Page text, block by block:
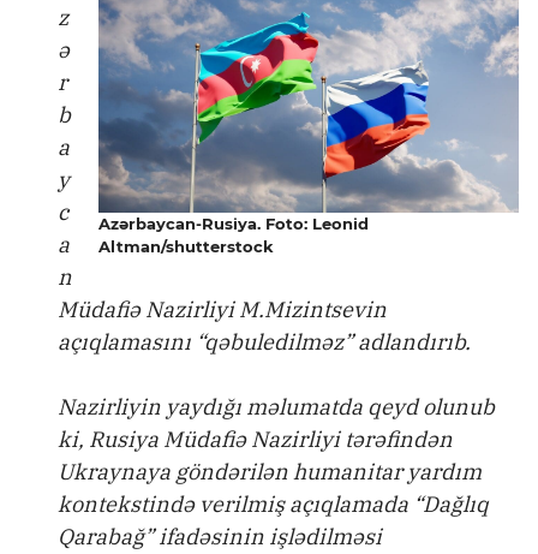
Azərbaycan-Rusiya. Foto: Leonid
Altman/shutterstock
z
ə
r
b
a
y
c
a
n
Müdafiə Nazirliyi M.Mizintsevin
açıqlamasını “qəbuledilməz” adlandırıb.
Nazirliyin yaydığı məlumatda qeyd olunub
ki, Rusiya Müdafiə Nazirliyi tərəfindən
Ukraynaya göndərilən humanitar yardım
kontekstində verilmiş açıqlamada “Dağlıq
Qarabağ” ifadəsinin işlədilməsi